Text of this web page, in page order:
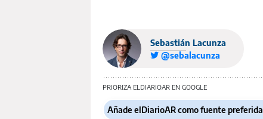
Sebastián Lacunza
@sebalacunza
PRIORIZA ELDIARIOAR EN GOOGLE
Añade elDiarioAR como fuente preferida